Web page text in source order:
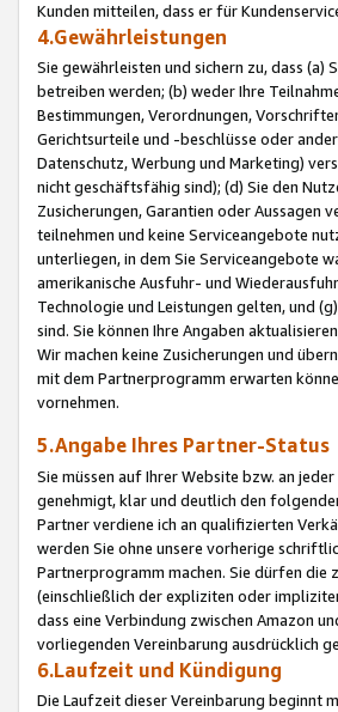
Kunden mitteilen, dass er für
4.Gewährleistungen
Sie gewährleisten und sichern zu, dass
betreiben werden; (b) weder Ihre
Bestimmungen, Verordnungen,
Gerichtsurteile und -beschlüsse oder
Datenschutz, Werbung und Marketing)
nicht geschäftsfähig sind); (d) Sie den
Zusicherungen, Garantien oder Aussagen
teilnehmen und keine Serviceangebote
unterliegen, in dem Sie Serviceangebote
amerikanische Ausfuhr- und
Technologie und Leistungen gelten, und
sind. Sie können Ihre Angaben
Wir machen keine Zusicherungen und
mit dem Partnerprogramm erwarten
vornehmen.
5.Angabe Ihres Partner-Status
Sie müssen auf Ihrer Website bzw. an
genehmigt, klar und deutlich den
Partner verdiene ich an qualifizierten
werden Sie ohne unsere vorherige
Partnerprogramm machen. Sie dürfen die
(einschließlich der expliziten oder
dass eine Verbindung zwischen Amazon
vorliegenden Vereinbarung ausdrücklich
6.Laufzeit und Kündigung
Die Laufzeit dieser Vereinbarung beginnt